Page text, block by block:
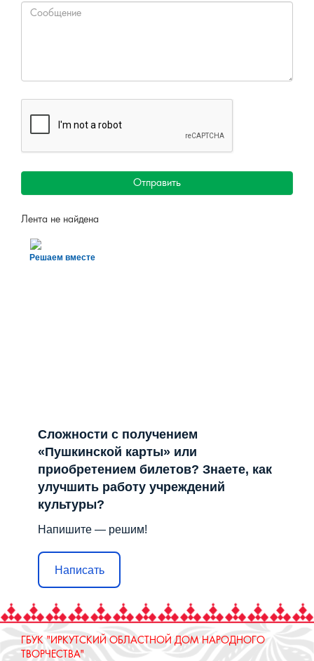
Отправить
Лента не найдена
Решаем вместе
Сложности с получением
«Пушкинской карты» или
приобретением билетов? Знаете, как
улучшить работу учреждений
культуры?
Напишите — решим!
Написать
ГБУК "ИРКУТСКИЙ ОБЛАСТНОЙ ДОМ НАРОДНОГО
ТВОРЧЕСТВА"